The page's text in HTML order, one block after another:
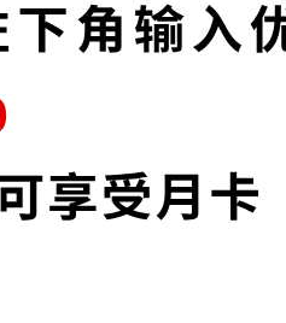
密技术
的数据加密技术，使
络隐私与安全。